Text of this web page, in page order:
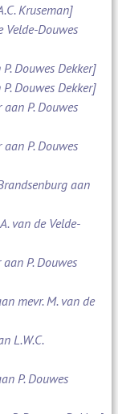
Kruseman]
Velde-Douwes
Douwes Dekker]
Douwes Dekker]
P. Douwes
P. Douwes
aan
van de Velde-
P. Douwes
mevr. M. van de
L.W.C.
P. Douwes